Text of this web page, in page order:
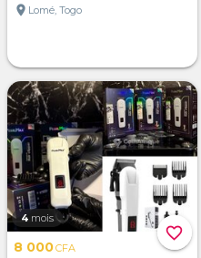
location_on Lomé, Togo
favorite_border
4 mois
8 000CFA